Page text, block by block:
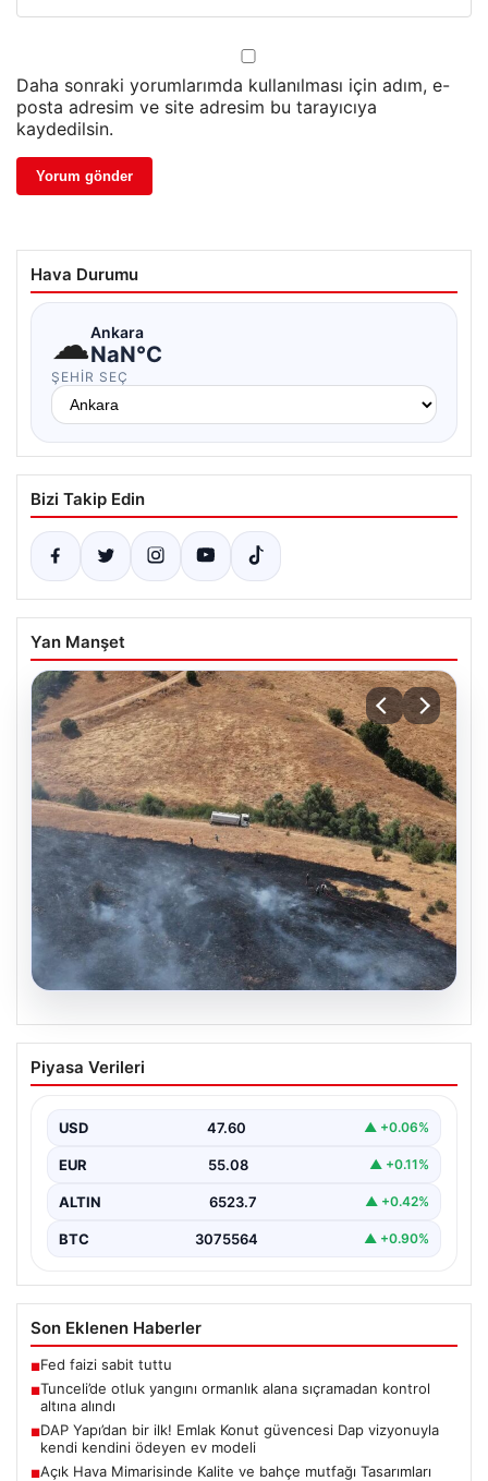
Daha sonraki yorumlarımda kullanılması için adım, e-
posta adresim ve site adresim bu tarayıcıya
kaydedilsin.
Hava Durumu
☁Ankara
NaN°C
ŞEHIR SEÇ
Bizi Takip Edin
Yan Manşet
Tunceli’de otluk yangını ormanlık alana
sıçramadan kontrol altına alındı
arasında bulunan otlaklık bölgede henüz
belirlenemeyen bir nedenle…
Piyasa Verileri
USD 47.60 ▲ +0.06%
EUR 55.08 ▲ +0.11%
ALTIN 6523.7 ▲ +0.42%
BTC 3075564 ▲ +0.90%
Son Eklenen Haberler
■Fed faizi sabit tuttu
■Tunceli’de otluk yangını ormanlık alana sıçramadan kontrol
altına alındı
■DAP Yapı’dan bir ilk! Emlak Konut güvencesi Dap vizyonuyla
kendi kendini ödeyen ev modeli
■Açık Hava Mimarisinde Kalite ve bahçe mutfağı Tasarımları